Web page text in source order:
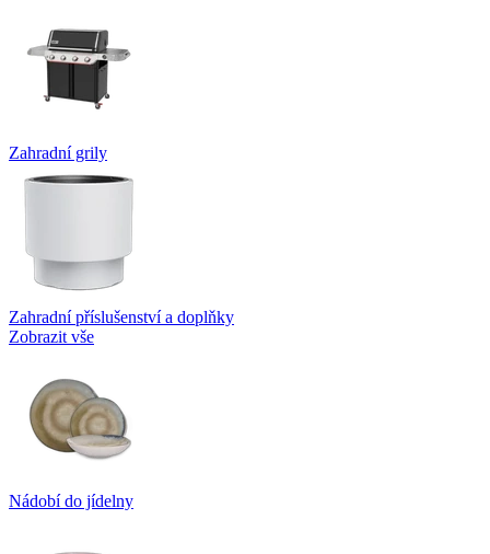
Zahradní grily
Zahradní příslušenství a doplňky
Zobrazit vše
Nádobí do jídelny